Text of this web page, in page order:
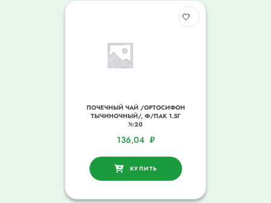
ПОЧЕЧНЫЙ ЧАЙ /ОРТОСИФОН
ТЫЧИНОЧНЫЙ/, Ф/ПАК 1.5Г
№20
136,04 ₽
КУПИТЬ